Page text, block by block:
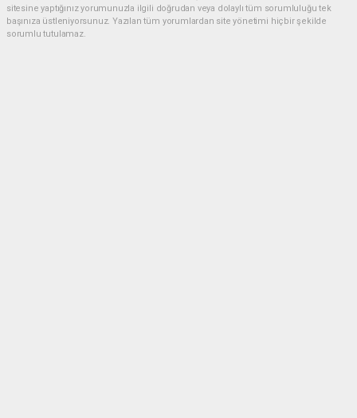
sitesine yaptığınız yorumunuzla ilgili doğrudan veya dolaylı tüm sorumluluğu tek
başınıza üstleniyorsunuz. Yazılan tüm yorumlardan site yönetimi hiçbir şekilde
sorumlu tutulamaz.